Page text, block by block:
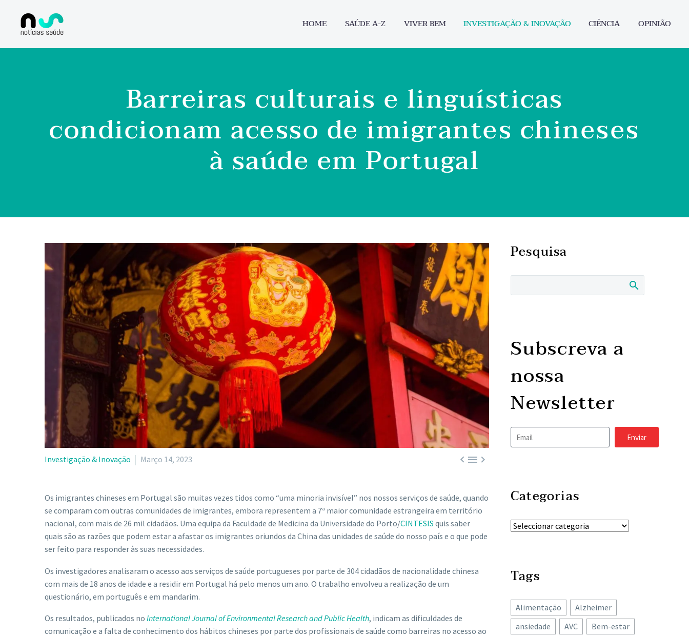
HOME SAÚDE A-Z VIVER BEM INVESTIGAÇÃO & INOVAÇÃO CIÊNCIA OPINIÃO
Barreiras culturais e linguísticas
condicionam acesso de imigrantes chineses
à saúde em Portugal

Investigação & Inovação Março 14, 2023
Os imigrantes chineses em Portugal são muitas vezes tidos como “uma minoria invisível” nos nossos serviços de saúde, quando
se comparam com outras comunidades de imigrantes, embora representem a 7ª maior comunidade estrangeira em território
nacional, com mais de 26 mil cidadãos. Uma equipa da Faculdade de Medicina da Universidade do Porto/CINTESIS quis saber
quais são as razões que podem estar a afastar os imigrantes oriundos da China das unidades de saúde do nosso país e o que pode
ser feito para responder às suas necessidades.
Os investigadores analisaram o acesso aos serviços de saúde portugueses por parte de 304 cidadãos de nacionalidade chinesa
com mais de 18 anos de idade e a residir em Portugal há pelo menos um ano. O trabalho envolveu a realização de um
questionário, em português e em mandarim.
Os resultados, publicados no International Journal of Environmental Research and Public Health, indicam as dificuldades de
comunicação e a falta de conhecimento dos hábitos chineses por parte dos profissionais de saúde como barreiras no acesso ao
Pesquisa
Subscreva a
nossa
Newsletter
Enviar
Categorias
Tags
Alimentação
Alzheimer
ansiedade
AVC
Bem-estar